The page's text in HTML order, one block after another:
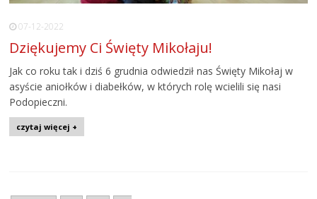
07-12-2022
Dziękujemy Ci Święty Mikołaju!
Jak co roku tak i dziś 6 grudnia odwiedził nas Święty Mikołaj w
asyście aniołków i diabełków, w których rolę wcielili się nasi
Podopieczni.
czytaj więcej +